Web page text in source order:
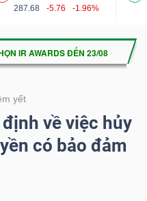
287.68 -5.76 -1.96%
yết
về việc hủy
có bảo đảm